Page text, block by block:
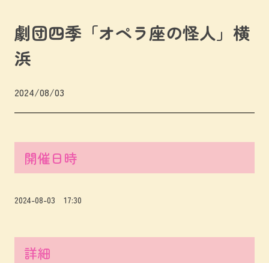
劇団四季「オペラ座の怪人」横
浜
2024/08/03
開催日時
2024-08-03 17:30
詳細